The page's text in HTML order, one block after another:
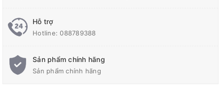
Hỗ trợ
Hotline:088789388
Sản phẩm chính hãng
Sản phẩm chính hãng